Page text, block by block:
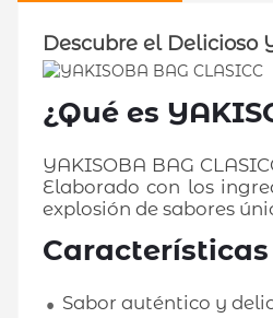
Descubre el Delicioso
¿Qué es
YAKISOBA BAG
Elaborado con los
explosión de sabores
Sabor auténtico y